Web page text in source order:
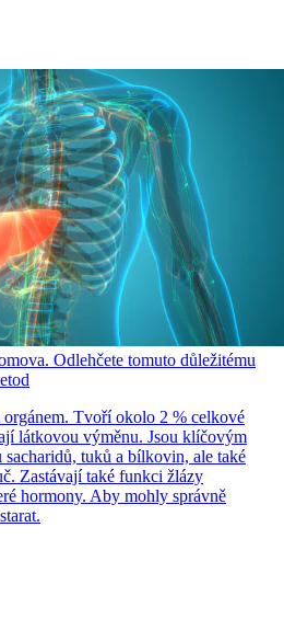
Odlehčete tomuto důležitému
Tvoří okolo 2 % celkové
látkovou výměnu. Jsou klíčovým
tuků a bílkovin, ale také
Zastávají také funkci žlázy
hormony. Aby mohly správně